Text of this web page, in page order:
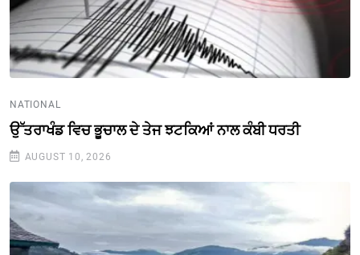
NATIONAL
ਉੱਤਰਾਖੰਡ ਵਿਚ ਭੂਚਾਲ ਦੇ ਤੇਜ ਝਟਕਿਆਂ ਨਾਲ ਕੰਬੀ ਧਰਤੀ
AUGUST 10, 2026